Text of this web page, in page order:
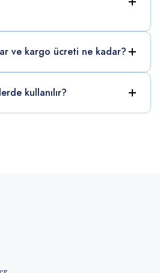
ve kargo ücreti ne kadar?
kullanılır?